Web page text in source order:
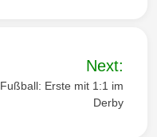
Next:
Fußball: Erste mit 1:1 im
Derby